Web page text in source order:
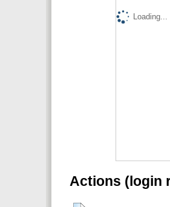
Loading...
Actions (login